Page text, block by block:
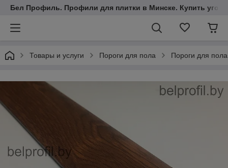
Бел Профиль. Профили для плитки в Минске. Купить
Товары и услуги Пороги для пола Пороги для